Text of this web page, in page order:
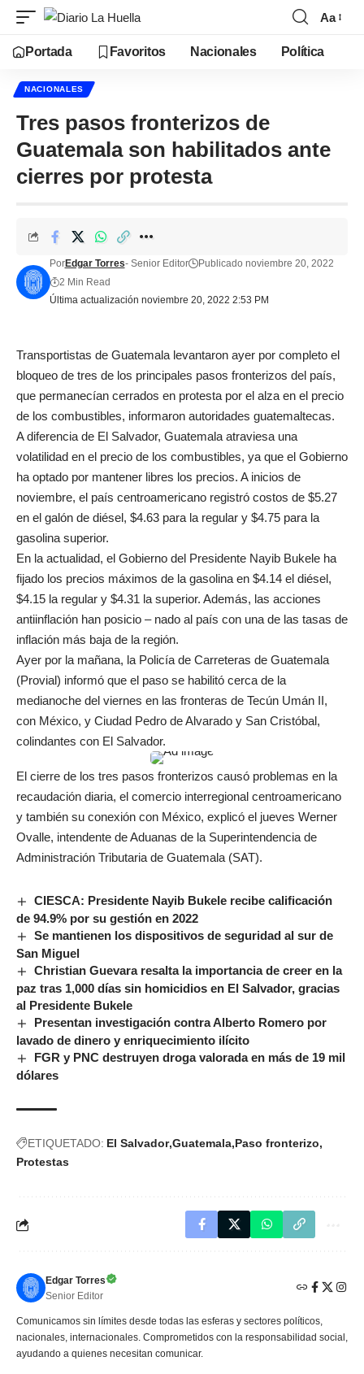
Aa
Portada Favoritos Nacionales Política
NACIONALES
Tres pasos fronterizos de
Guatemala son habilitados ante
cierres por protesta
Última actualización noviembre 20, 2022 2:53 PM
PorEdgar Torres- Senior Editor
Publicado noviembre 20, 2022
2 Min Read
Transportistas de Guatemala levantaron ayer por completo el
bloqueo de tres de los principales pasos fronterizos del país,
que permanecían cerrados en protesta por el alza en el precio
de los combustibles, informaron autoridades guatemaltecas.
A diferencia de El Salvador, Guatemala atraviesa una
volatilidad en el precio de los combustibles, ya que el Gobierno
ha optado por mantener libres los precios. A inicios de
noviembre, el país centroamericano registró costos de $5.27
en el galón de diésel, $4.63 para la regular y $4.75 para la
gasolina superior.
En la actualidad, el Gobierno del Presidente Nayib Bukele ha
fijado los precios máximos de la gasolina en $4.14 el diésel,
$4.15 la regular y $4.31 la superior. Además, las acciones
antiinflación han posicio – nado al país con una de las tasas de
inflación más baja de la región.
Ayer por la mañana, la Policía de Carreteras de Guatemala
(Provial) informó que el paso se habilitó cerca de la
medianoche del viernes en las fronteras de Tecún Umán II,
con México, y Ciudad Pedro de Alvarado y San Cristóbal,
colindantes con El Salvador.
El cierre de los tres pasos fronterizos causó problemas en la
recaudación diaria, el comercio interregional centroamericano
y también su conexión con México, explicó el jueves Werner
Ovalle, intendente de Aduanas de la Superintendencia de
Administración Tributaria de Guatemala (SAT).
CIESCA: Presidente Nayib Bukele recibe calificación
de 94.9% por su gestión en 2022
Se mantienen los dispositivos de seguridad al sur de
San Miguel
Christian Guevara resalta la importancia de creer en la
paz tras 1,000 días sin homicidios en El Salvador, gracias
al Presidente Bukele
Presentan investigación contra Alberto Romero por
lavado de dinero y enriquecimiento ilícito
FGR y PNC destruyen droga valorada en más de 19 mil
dólares
ETIQUETADO: El Salvador Guatemala Paso fronterizo
Protestas
Edgar Torres
Senior Editor
Comunicamos sin límites desde todas las esferas y sectores políticos,
nacionales, internacionales. Comprometidos con la responsabilidad social,
ayudando a quienes necesitan comunicar.